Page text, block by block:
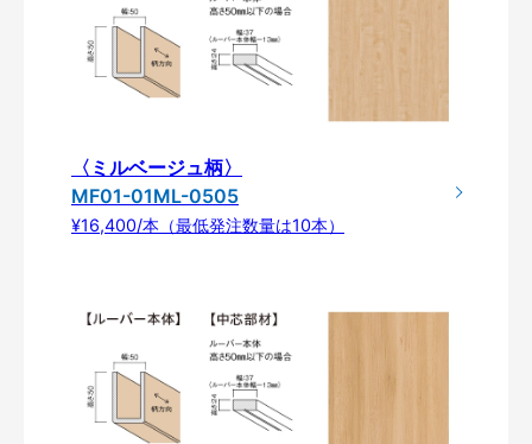
〈ミルベージュ柄〉
MF01-01ML-0505
¥16,400/本（最低発注数量は10本）